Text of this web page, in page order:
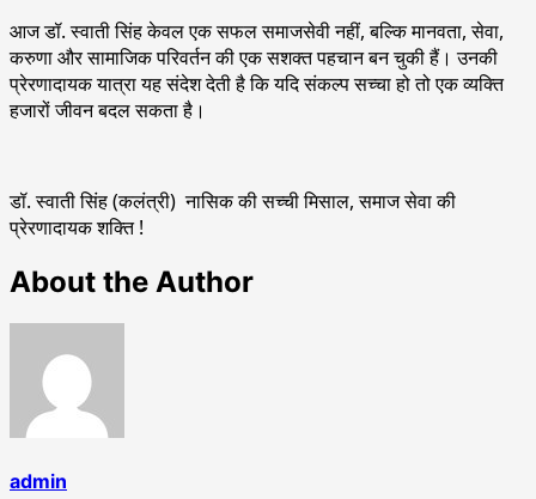
आज डॉ. स्वाती सिंह केवल एक सफल समाजसेवी नहीं, बल्कि मानवता, सेवा,
करुणा और सामाजिक परिवर्तन की एक सशक्त पहचान बन चुकी हैं। उनकी
प्रेरणादायक यात्रा यह संदेश देती है कि यदि संकल्प सच्चा हो तो एक व्यक्ति
हजारों जीवन बदल सकता है।
डॉ. स्वाती सिंह (कलंत्री) नासिक की सच्ची मिसाल, समाज सेवा की
प्रेरणादायक शक्ति !
About the Author
admin